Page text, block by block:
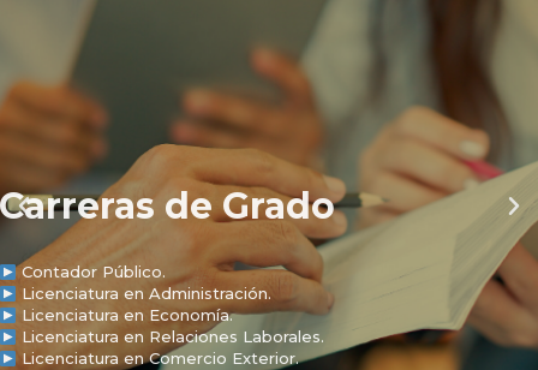
Carreras de Grado
Contador Público.
Licenciatura en Administración.
Licenciatura en Economía.
Licenciatura en Relaciones Laborales.
Licenciatura en Comercio Exterior.